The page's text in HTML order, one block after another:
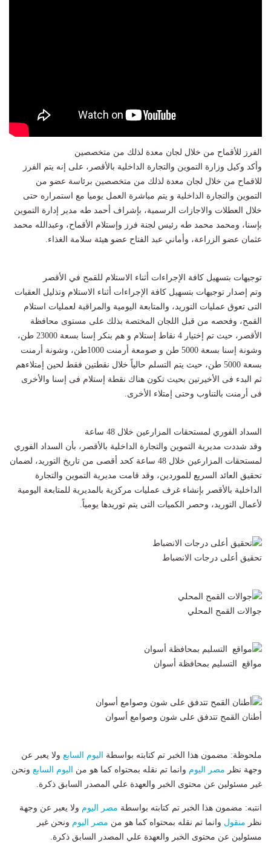
الفرز للأقماح من خلال لجان معدة لذلك من متخصصين
وأكد وكيل وزارة التموين والتجارة الداخلية بالأقصر، على إنه يتم الفرز
للاقماح من خلال لجان معدة لذلك من متخصصين برئاسة عضو من
التموين والتجارة الداخلية و يتم مباشرة العمل يوميا مع استمراره حتى
خلال العطلات والاجازات الرسمية، بإشراف أحمد طه مدير إدارة التموين
بإسنا، ومحمد محمد طه رئيس لجنة فرز وإستلام الأقماح، وعبدالله محمد
عثمان عضو الزراعة، وأماني عبد الفتاح عضو هيئة سلامة الغذاء.
توجيهات بتسهيل كافة الإجراءات أثناء الاستلام للقمح في الأقصر
وتم إصدار توجيهات بتسهيل كافة الإجراءات أثناء الاستلام وتذليل العقبات
التى تعوق عمليات التوريد، والمتابعة اليومية والمراقبة لعمليات استلام
القمح، وفحصه من قبل اللجان المختصة بذلك على مستوى محافظة
الأقصر، حيث تم إختيار 4 نقاط إستلام و هم بنكر إسنا بسعة 23000 طن،
وشونة إسنا بسعة 5000 طن و صومعة أرمنت 1000طن، وشونة أرمنت
بسعة 5000 طن، حيث يتم التسلم حالياً خلال نقطتين فقط لحين إمتلاءهم
ثم البدء فى الأخيرتين بحيث تكون هناك نقطة إستلام فى إسنا والأخرى
فى أرمنت بالتناوب وحتى إمتلاء الأخرى.
السداد الفوري لمستحقات المزارعين خلال 48 ساعة
وقد شددت مديرية التموين والتجارة الداخلية بالأقصر، بأن السداد الفوري
لمستحقات المزارعين خلال 48 ساعة كحد أقصى من تاريخ التوريد، لضمان
تحقيق العائد السريع للموردين، وقد قامت مديرية التموين والتجارة
الداخلية بالأقصر بإنشاء غرف عمليات مركزية بالمديرية للمتابعة اليومية
لأعمال التوريد، وحصر الكميات التى يتم توريدها يومياً.
تحقيق أعلى درجات الانضباط
جوالات القمح المحلي
مواقع التسليم بمحافظة أسوان
أطنان القمح تتدفق على شون وصوامع أسوان
ملحوظة: مضمون هذا الخبر تم كتابته بواسطة اليوم السابع ولا يعبر عن
وجهة نظر مصر اليوم وانما تم نقله بمحتواه كما هو من اليوم السابع ونحن
غير مسئولين عن محتوى الخبر والعهدة علي المصدر السابق ذكرة.
انتبه: مضمون هذا الخبر تم كتابته بواسطة مصر اليوم ولا يعبر عن وجهة
نظر منقول وانما تم نقله بمحتواه كما هو من مصر اليوم ونحن غير
مسئولين عن محتوى الخبر والعهدة علي المصدر السابق ذكرة.